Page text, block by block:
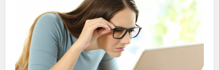
panel
panel